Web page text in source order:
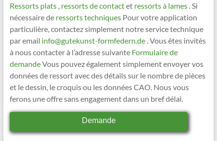
Ressorts plats, ressorts de contactetressorts à lames. Si
nécessaire deressorts techniquesPour votre application
particulière, contactez simplement notre service technique
par email info@gutekunst-formfedern.de. Vous êtes invités
à nous contacter à l’adresse suivanteFormulaire de
demandeVous pouvez également simplement envoyer vos
données de ressort avec des détails sur le nombre de pièces
et le dessin, le croquis ou les données CAO. Nous vous
ferons une offre sans engagement dans un bref délai.
Demande